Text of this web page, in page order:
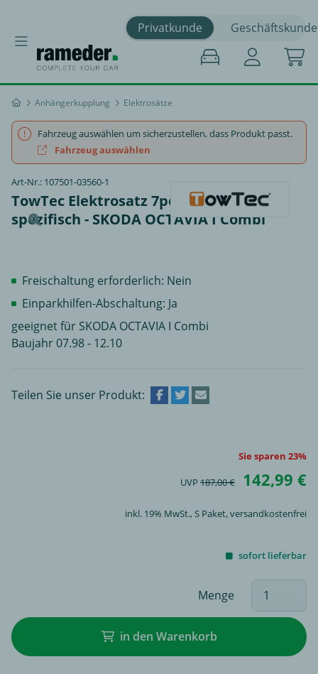
Privatkunde Geschäftskunde
Anhängerkupplung Elektrosätze
Fahrzeug auswählen um sicherzustellen, dass Produkt passt.
Fahrzeug auswählen
Art-Nr.: 107501-03560-1
TowTec Elektrosatz 7polig Top Tronic
spezifisch - SKODA OCTAVIA I Combi
Freischaltung erforderlich: Nein
Einparkhilfen-Abschaltung: Ja
geeignet für SKODA OCTAVIA I Combi
Baujahr 07.98 - 12.10
Teilen Sie unser Produkt:
Sie sparen 23%
UVP 187,00 € 142,99 €
inkl. 19% MwSt.,S Paket, versandkostenfrei
sofort lieferbar
Menge
in den Warenkorb